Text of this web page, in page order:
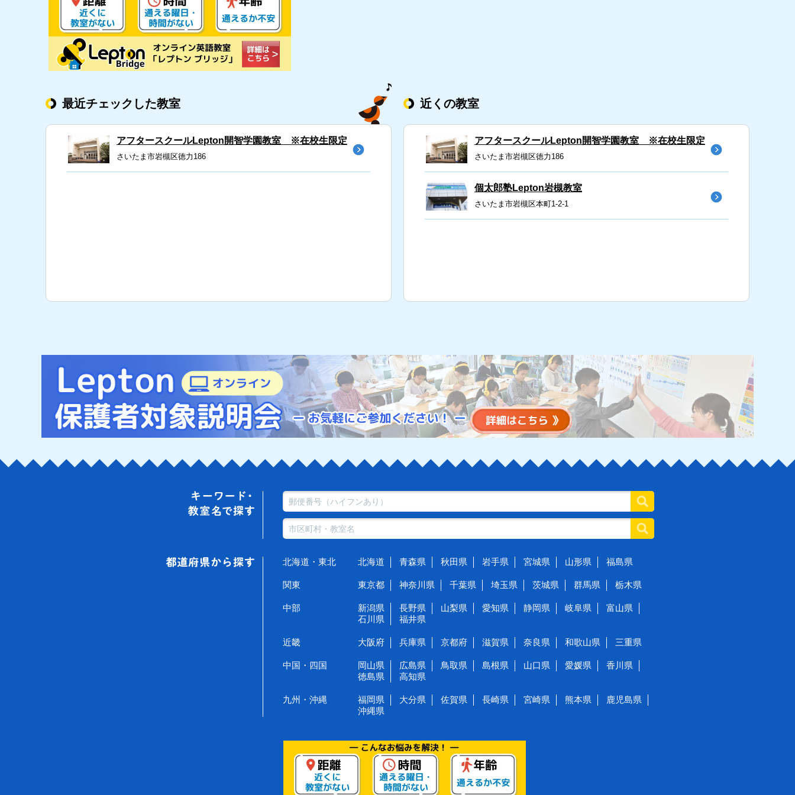
最近チェックした教室
アフタースクールLepton開智学園教室 ※在校生限定
さいたま市岩槻区徳力186
近くの教室
アフタースクールLepton開智学園教室 ※在校生限定
さいたま市岩槻区徳力186
個太郎塾Lepton岩槻教室
さいたま市岩槻区本町1-2-1
北海道・東北 北海道 青森県 秋田県 岩手県 宮城県 山形県 福島県
関東 東京都 神奈川県 千葉県 埼玉県 茨城県 群馬県 栃木県
中部 新潟県 長野県 山梨県 愛知県 静岡県 岐阜県
富山県
石川県
福井県
近畿 大阪府 兵庫県 京都府 滋賀県 奈良県 和歌山県 三重県
中国・四国 岡山県 広島県 鳥取県 島根県 山口県 愛媛県
香川県
徳島県
高知県
九州・沖縄 福岡県 大分県 佐賀県 長崎県 宮崎県 熊本県
鹿児島県
沖縄県